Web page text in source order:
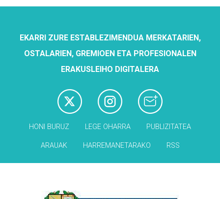
EKARRI ZURE ESTABLEZIMENDUA MERKATARIEN,
OSTALARIEN, GREMIOEN ETA PROFESIONALEN
ERAKUSLEIHO DIGITALERA
HONI BURUZ LEGE OHARRA PUBLIZITATEA
ARAUAK HARREMANETARAKO RSS